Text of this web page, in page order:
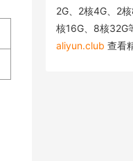
2G、2核4G、2
核16G、8核32G
aliyun.club 查看